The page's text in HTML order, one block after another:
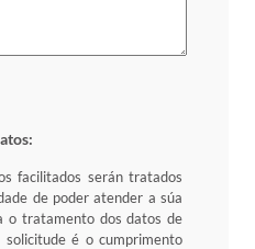
facilitados serán tratados
de poder atender a súa
o tratamento dos datos de
é o cumprimento